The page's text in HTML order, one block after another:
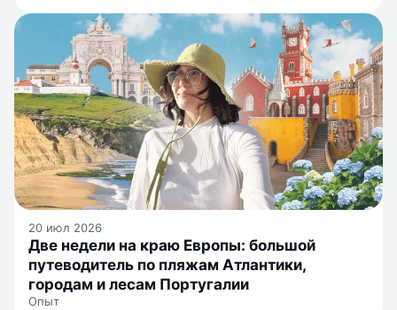
20 июл 2026
Две недели на краю Европы: большой
путеводитель по пляжам Атлантики,
городам и лесам Португалии
Опыт